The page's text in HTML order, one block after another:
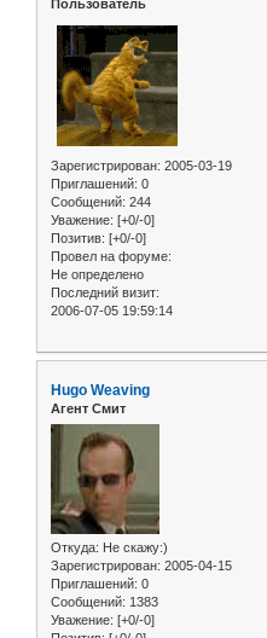
Пользователь
Зарегистрирован: 2005-03-19
Приглашений: 0
Сообщений: 244
Уважение: [+0/-0]
Позитив: [+0/-0]
Провел на форуме:
Не определено
Последний визит:
2006-07-05 19:59:14
Hugo Weaving
Агент Смит
Откуда: Не скажу:)
Зарегистрирован: 2005-04-15
Приглашений: 0
Сообщений: 1383
Уважение: [+0/-0]